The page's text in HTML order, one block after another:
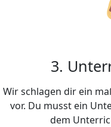
3.
Wir schlagen dir ein
vor. Du musst ein
dem